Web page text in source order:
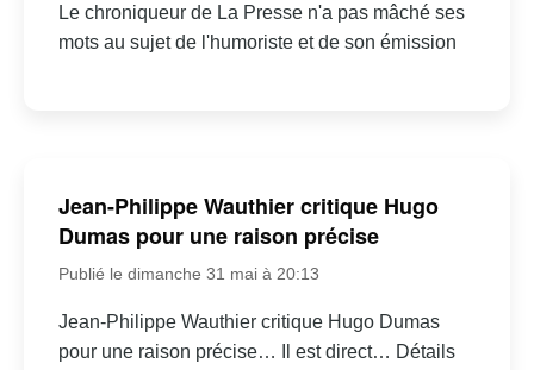
Le chroniqueur de La Presse n'a pas mâché ses
mots au sujet de l'humoriste et de son émission
Jean-Philippe Wauthier critique Hugo
Dumas pour une raison précise
Publié le dimanche 31 mai à 20:13
Jean-Philippe Wauthier critique Hugo Dumas
pour une raison précise… Il est direct… Détails